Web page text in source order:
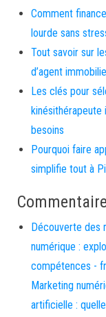
Comment
lourde sans
Tout savoir sur
d’agent
Les clés pour
kinésithérapeute
besoins
Pourquoi faire
simplifie tout à
Découverte des
numérique :
compétences -
Marketing
artificielle :